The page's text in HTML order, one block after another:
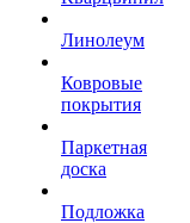
Линолеум
Ковровые
покрытия
Паркетная
доска
Подложка